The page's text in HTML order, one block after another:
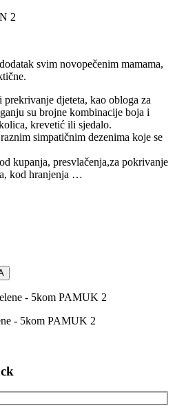
2
svim novopečenim mamama,
djeteta, kao obloga za
su brojne kombinacije boja i
krevetić ili sjedalo.
simpatičnim dezenima koje se
kupanja, presvlačenja,za pokrivanje
kod hranjenja …
- 5kom PAMUK 2